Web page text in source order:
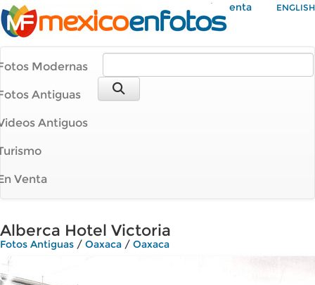
Mi Cuenta ENGLISH
Modernas
Antiguas
Antiguos
Venta
Alberca Hotel Victoria
Fotos Antiguas / Oaxaca / Oaxaca